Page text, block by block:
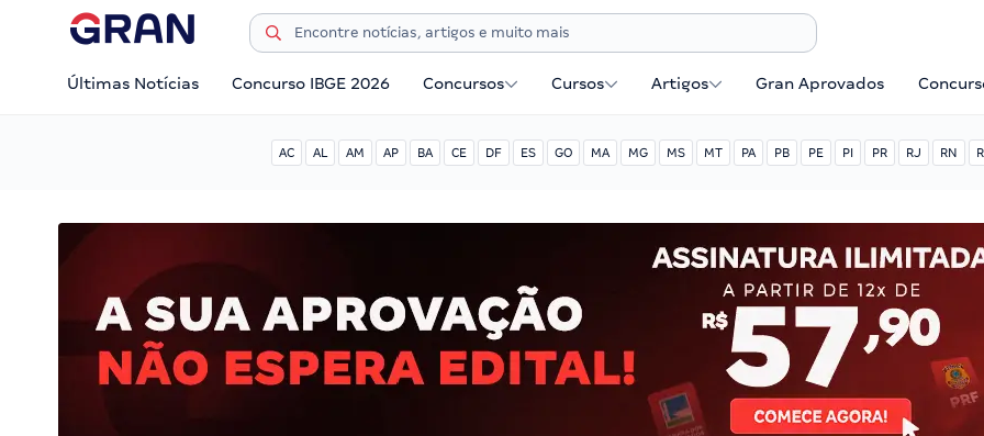
Últimas Notícias Concurso IBGE 2026 Concursos Cursos Artigos Gran Aprovados
AC AL AM AP BA CE DF ES GO MA MG MS MT PA PB PE PI PR RJ RN